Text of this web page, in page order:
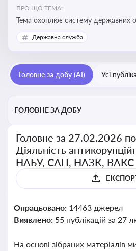
ПРО ЩО ТЕМА:
Тема охоплює систему державних
здійснюють запобігання, виявлення
корупційних правопорушень, що є
у державному управлінні та бізнесі
Державна служба
Головне за добу (AI) Усі
ГОЛОВНЕ ЗА ДОБУ
Головне за 27.02.2026 по
Діяльність
НАБУ, САП, НАЗК, ВАКС
Опрацьовано: 14463 джерел
Виявлено: 55 публікацій за 27
На основі зібраних матеріалів